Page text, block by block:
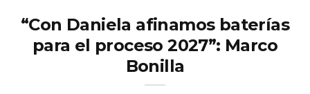
“Con Daniela afinamos baterías
para el proceso 2027”: Marco
Bonilla